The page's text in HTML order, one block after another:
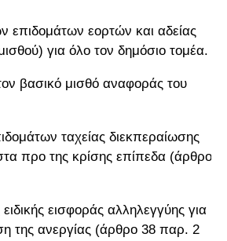
εορτών και αδείας
για όλο τον δημόσιο τομέα.
βασικό μισθό αναφοράς του
ταχείας διεκπεραίωσης
προ της κρίσης επίπεδα (άρθρο
εισφοράς αλληλεγγύης για
της ανεργίας (άρθρο 38 παρ. 2